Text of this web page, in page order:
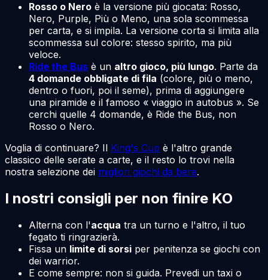
Rosso o Nero è la versione più giocata: Rosso,
Nero, Purple, Più o Meno, una sola scommessa
per carta, e si impila. La versione corta si limita alla
scommessa sul colore: stesso spirito, ma più
veloce.
Ride the Bus è un altro gioco, più lungo. Parte da
4 domande obbligate di fila (colore, più o meno,
dentro o fuori, poi il seme), prima di aggiungere
una piramide e il famoso « viaggio in autobus ». Se
cerchi quelle 4 domande, è Ride the Bus, non
Rosso o Nero.
Voglia di continuare? Il King's Cup è l'altro grande
classico delle serate a carte, e il resto lo trovi nella
nostra selezione dei migliori giochi da bere.
I nostri consigli per non finire KO
Alterna con l'acqua tra un turno e l'altro, il tuo
fegato ti ringrazierà.
Fissa un limite di sorsi per penitenza se giochi con
dei warrior.
E come sempre: non si guida. Prevedi un taxi o